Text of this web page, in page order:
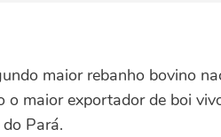
maior rebanho bovino
o maior exportador de boi
Pará.